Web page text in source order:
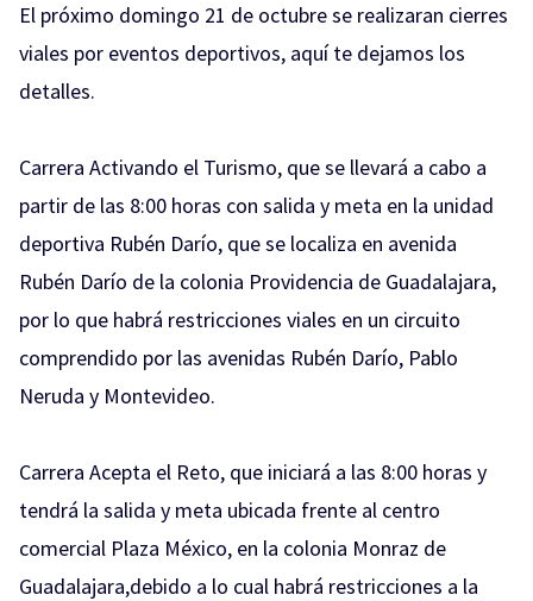
El próximo domingo 21 de octubre se realizaran cierres
viales por eventos deportivos, aquí te dejamos los
detalles.
Carrera Activando el Turismo, que se llevará a cabo a
partir de las 8:00 horas con salida y meta en la unidad
deportiva Rubén Darío, que se localiza en avenida
Rubén Darío de la colonia Providencia de Guadalajara,
por lo que habrá restricciones viales en un circuito
comprendido por las avenidas Rubén Darío, Pablo
Neruda y Montevideo.
Carrera Acepta el Reto, que iniciará a las 8:00 horas y
tendrá la salida y meta ubicada frente al centro
comercial Plaza México, en la colonia Monraz de
Guadalajara,debido a lo cual habrá restricciones a la